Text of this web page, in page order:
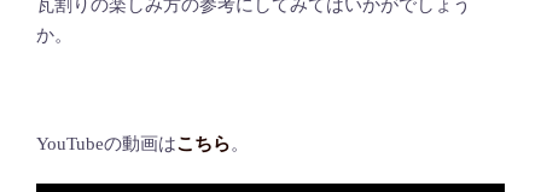
瓦割りの楽しみ方の参考にしてみてはいかがでしょう
か。
YouTubeの動画はこちら。